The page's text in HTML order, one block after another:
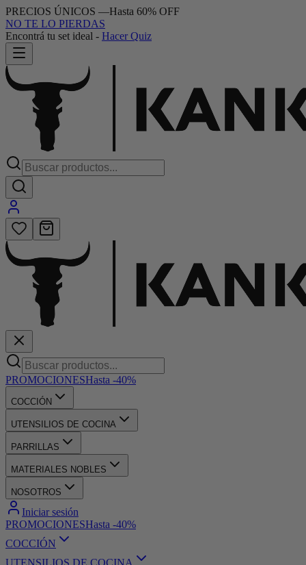
PRECIOS ÚNICOS —Hasta 60% OFF
NO TE LO PIERDAS
Encontrá tu set ideal - Hacer Quiz
PROMOCIONESHasta -40%
COCCIÓN
UTENSILIOS DE COCINA
PARRILLAS
MATERIALES NOBLES
NOSOTROS
Iniciar sesión
PROMOCIONESHasta -40%
COCCIÓN
UTENSILIOS DE COCINA